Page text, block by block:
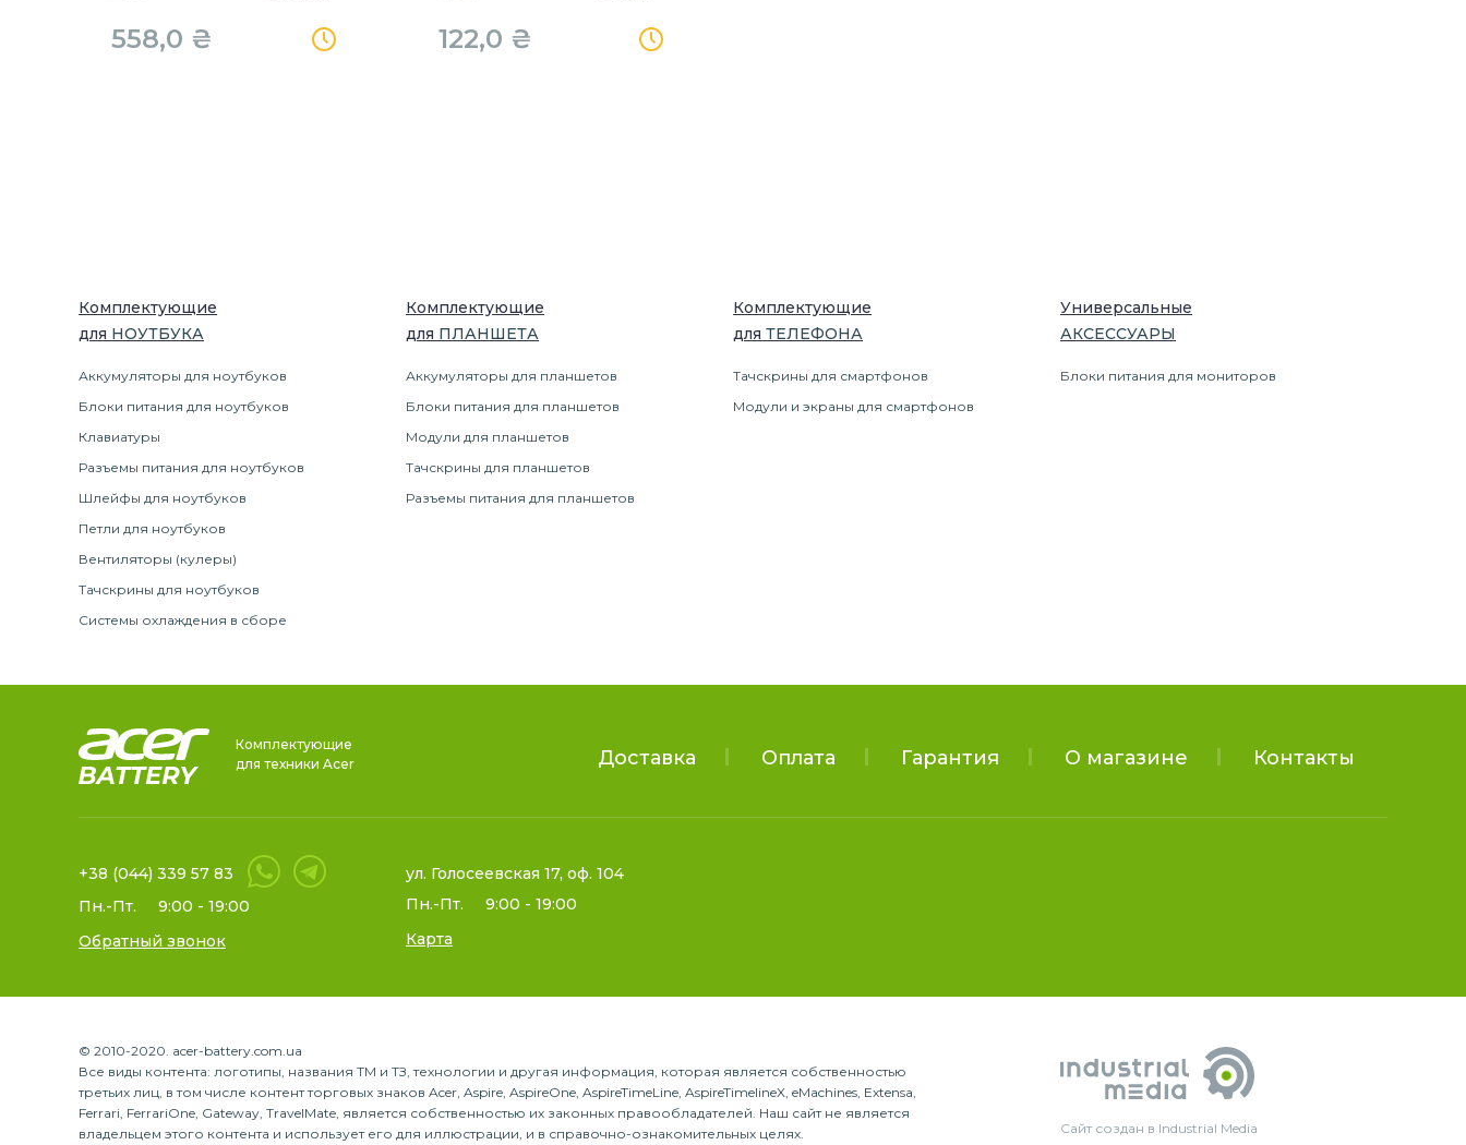
558,0 ₴ 122,0 ₴
Комплектующие
для НОУТБУКА
Аккумуляторы для ноутбуков
Блоки питания для ноутбуков
Клавиатуры
Разъемы питания для ноутбуков
Шлейфы для ноутбуков
Петли для ноутбуков
Вентиляторы (кулеры)
Тачскрины для ноутбуков
Системы охлаждения в сборе
Комплектующие
для ПЛАНШЕТА
Аккумуляторы для планшетов
Блоки питания для планшетов
Модули для планшетов
Тачскрины для планшетов
Разъемы питания для планшетов
Комплектующие
для ТЕЛЕФОНА
Тачскрины для смартфонов
Модули и экраны для смартфонов
Универсальные
АКСЕССУАРЫ
Блоки питания для мониторов
Комплектующие
для техники Acer
Доставка Оплата Гарантия О магазине Контакты
+38 (044) 339 57 83
Пн.-Пт.
9:00 - 19:00
Обратный звонок
ул. Голосеевская 17, оф. 104
Пн.-Пт.
9:00 - 19:00
Карта
© 2010-2020. acer-battery.com.ua
Все виды контента: логотипы, названия ТМ и ТЗ, технологии и другая информация, которая является собственностью
третьих лиц, в том числе контент торговых знаков Acer, Aspire, AspireOne, AspireTimeLine, AspireTimelineX, eMachines, Extensa,
Ferrari, FerrariOne, Gateway, TravelMate, является собственностью их законных правообладателей. Наш сайт не является
владельцем этого контента и использует его для иллюстрации, и в справочно-ознакомительных целях.
Сайт создан в Industrial Media